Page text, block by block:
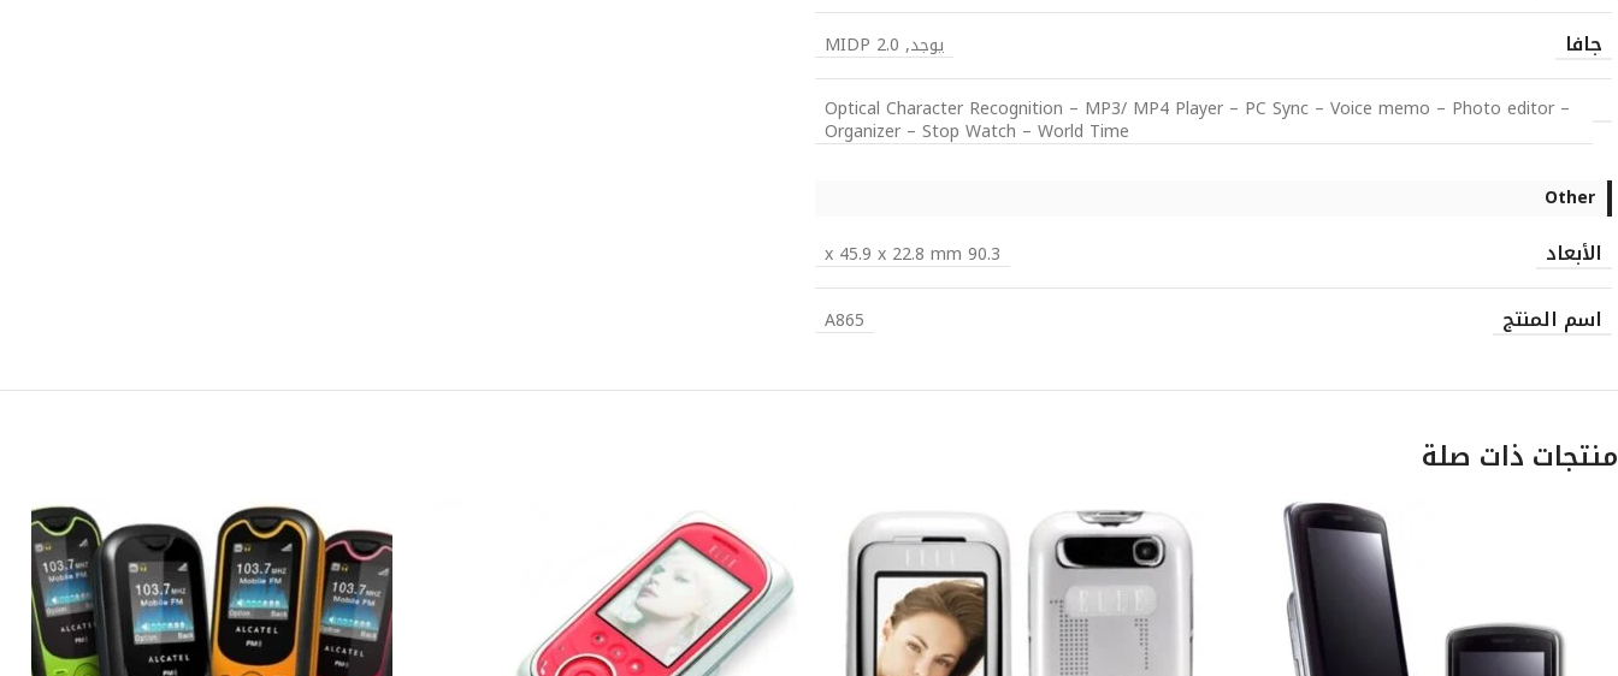
جافا
يوجد, MIDP 2.0
Optical Character Recognition – MP3/ MP4 Player – PC Sync – Voice memo – Photo editor –
Organizer – Stop Watch – World Time
Other
الأبعاد 90.3 x 45.9 x 22.8 mm
اسم المنتج A865
منتجات ذات صلة